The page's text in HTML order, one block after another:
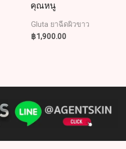
คุณหนู
Gluta ยาฉีดผิวขาว
฿1,900.00